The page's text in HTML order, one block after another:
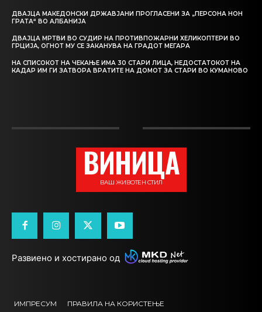
ДВАЈЦА МАКЕДОНСКИ ДРЖАВЈАНИ ПРОГЛАСЕНИ ЗА „ПЕРСОНА НОН
ГРАТА“ ВО АЛБАНИЈА
ДВАЈЦА МРТВИ ВО СУДИР НА ПРОТИВПОЖАРНИ ХЕЛИКОПТЕРИ ВО
ГРЦИЈА, ОГНОТ МУ СЕ ЗАКАНУВА НА ГРАДОТ МЕГАРА
НА СПИСОКОТ НА ЧЕКАЊЕ ИМА 30 СТАРИ ЛИЦА, НЕДОСТАТОКОТ НА
КАДАР ИМ ГИ ЗАТВОРА ВРАТИТЕ НА ДОМОТ ЗА СТАРИ ВО КУМАНОВО
ВИНИЦА
ВАШ ЖИВОТЕН СТИЛ
Развиено и хостирано од
ИМПРЕСУМ ПРАВИЛА НА КОРИСТЕЊЕ